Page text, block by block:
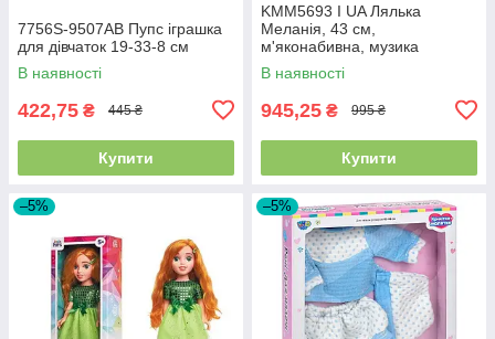
7756S-9507AB Пупс іграшка
для дівчаток 19-33-8 см
В наявності
422,75 ₴ 445 ₴
Купити
KMM5693 I UA Лялька
Меланія, 43 см,
м'яконабивна, музика
українські пісні, батарейки
таблетки, у коробці
В наявності
945,25 ₴ 995 ₴
Купити
–5% –5%